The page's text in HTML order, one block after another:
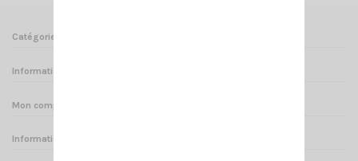
Catégories
Informations
Mon compte
Informations sur votre boutique